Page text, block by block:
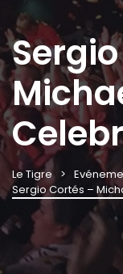
Le Tigre
Sergio Cortés –